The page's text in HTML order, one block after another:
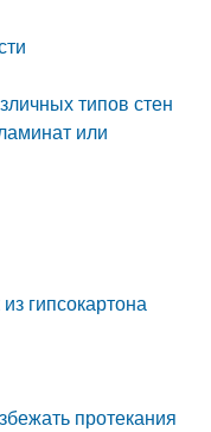
типов стен
или
гипсокартона
протекания